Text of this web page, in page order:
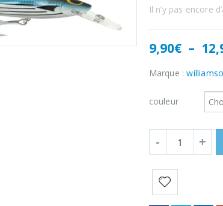
Il n’y pas encore
9,90€ –
Marque :
couleur